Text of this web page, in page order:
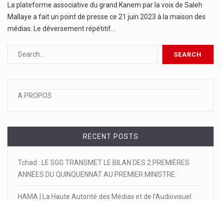
La plateforme associative du grand Kanem par la voix de Saleh
Mallaye a fait un point de presse ce 21 juin 2023 à la maison des
médias. Le déversement répétitif…
A PROPOS
RECENT POSTS
Tchad : LE SGG TRANSMET LE BILAN DES 2 PREMIÈRES
ANNÉES DU QUINQUENNAT AU PREMIER MINISTRE.
HAMA | La Haute Autorité des Médias et de l’Audiovisuel